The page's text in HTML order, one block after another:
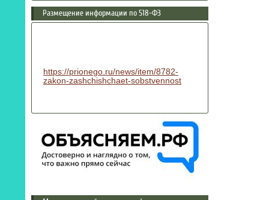
Размещение информации по 518-ФЗ
https://prionego.ru/news/item/8782-
zakon-zashchishchaet-sobstvennost